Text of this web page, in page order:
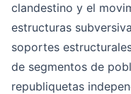
clandestino y el
estructuras
soportes
de segmentos de
republiquetas